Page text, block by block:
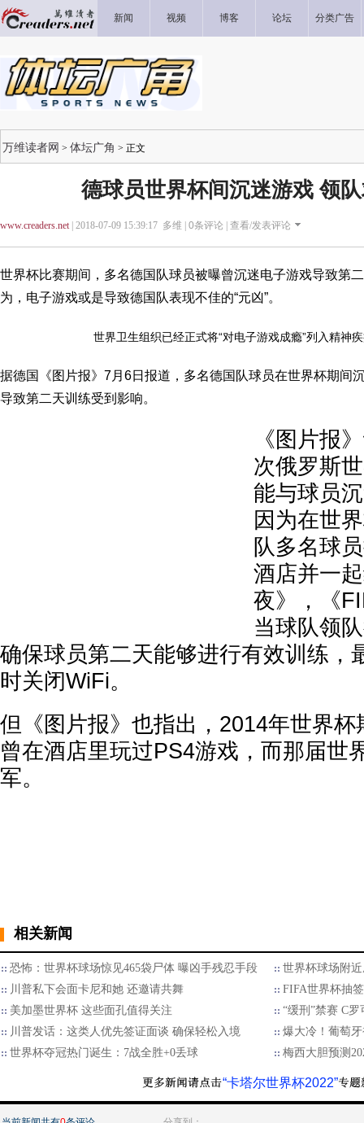
新闻 视频 博客 论坛 分类广告
万维读者网 > 体坛广角 > 正文
德球员世界杯间沉迷游戏 领
www.creaders.net| 2018-07-09 15:39:17 多维 | 0条评论 | 查看/发表评论
世界杯比赛期间，多名德国队球员被曝曾沉迷电子游戏导致第
为，电子游戏或是导致德国队表现不佳的“元凶”。
世界卫生组织已经正式将“对电子游戏成瘾”列入精神
据德国《图片报》7月6日报道，多名德国队球员在世界杯期间
导致第二天训练受到影响。
《图片报
次俄罗斯
能与球员
因为在世
队多名球
酒店并一
夜》，《
当球队领
确保球员第二天能够进行有效训练，
时关闭WiFi。
但《图片报》也指出，2014年世界
曾在酒店里玩过PS4游戏，而那届世
军。
相关新闻
恐怖：世界杯球场惊见465袋尸体 曝凶手残忍手段
世界杯球场附
川普私下会面卡尼和她 还邀请共舞
FIFA世界杯抽
美加墨世界杯 这些面孔值得关注
“缓刑”禁赛 C
川普发话：这类人优先签证面谈 确保轻松入境
爆大冷！葡萄
世界杯夺冠热门诞生：7战全胜+0丢球
梅西大胆预测
“卡塔尔世界杯2022”